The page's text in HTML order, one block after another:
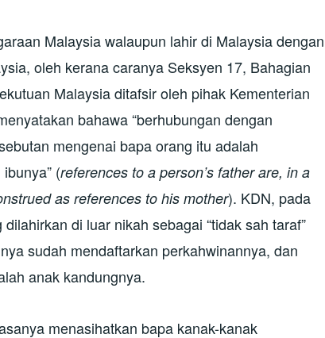
Malaysia walaupun lahir di Malaysia dengan
oleh kerana caranya Seksyen 17, Bahagian
Malaysia ditafsir oleh pihak Kementerian
bahawa “berhubungan dengan
mengenai bapa orang itu adalah
(references to a person’s father are, in a
as references to his mother). KDN, pada
di luar nikah sebagai “tidak sah taraf”
sudah mendaftarkan perkahwinannya, dan
anak kandungnya.
menasihatkan bapa kanak-kanak